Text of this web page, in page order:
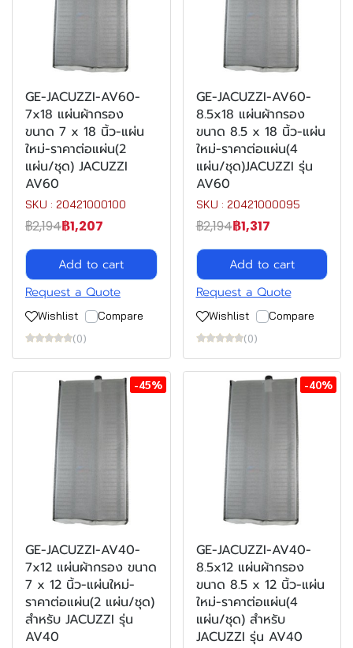
GE-JACUZZI-AV60-
7x18 แผ่นผ้ากรอง
ขนาด 7 x 18 นิ้ว-แผ่น
ใหม่-ราคาต่อแผ่น(2
แผ่น/ชุด) JACUZZI
AV60
SKU : 20421000100
฿2,194฿1,207
Add to cart
Request a Quote
Wishlist
Compare
(0)
GE-JACUZZI-AV60-
8.5x18 แผ่นผ้ากรอง
ขนาด 8.5 x 18 นิ้ว-แผ่น
ใหม่-ราคาต่อแผ่น(4
แผ่น/ชุด)JACUZZI รุ่น
AV60
SKU : 20421000095
฿2,194฿1,317
Add to cart
Request a Quote
Wishlist
Compare
(0)
-45%
GE-JACUZZI-AV40-
7x12 แผ่นผ้ากรอง ขนาด
7 x 12 นิ้ว-แผ่นใหม่-
ราคาต่อแผ่น(2 แผ่น/ชุด)
สำหรับ JACUZZI รุ่น
AV40
-40%
GE-JACUZZI-AV40-
8.5x12 แผ่นผ้ากรอง
ขนาด 8.5 x 12 นิ้ว-แผ่น
ใหม่-ราคาต่อแผ่น(4
แผ่น/ชุด) สำหรับ
JACUZZI รุ่น AV40